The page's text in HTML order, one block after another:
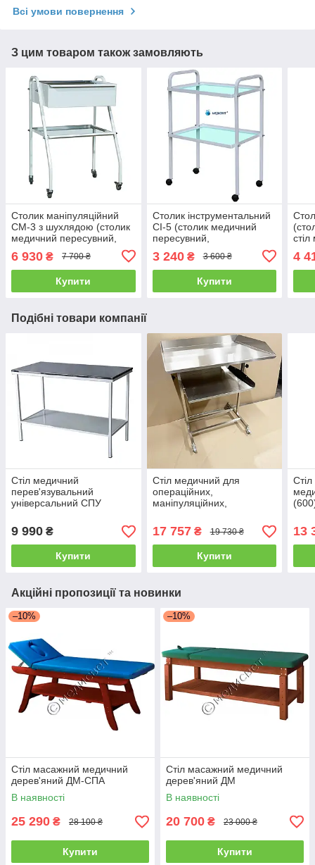
Всі умови повернення
З цим товаром також замовляють
Столик маніпуляційний
СМ-3 з шухлядою (столик
медичний пересувний,
6 930 ₴ 7 700 ₴
Купити
Столик інструментальний
СІ-5 (столик медичний
пересувний,
3 240₴ 3 600 ₴
Купити
4
Подібні товари компанії
Стіл медичний
перев'язувальний
універсальний СПУ
9 990 ₴
Купити
Стіл медичний для
операційних,
маніпуляційних,
Ст-800 (столик
інструментальний)
17 757₴ 19 730 ₴
Купити
13
Акційні пропозиції та новинки
–10%
Стіл масажний медичний
дерев'яний ДМ-СПА
В наявності
25 290 ₴ 28 100 ₴
Купити
–10%
Стіл масажний медичний
дерев'яний ДМ
В наявності
20 700 ₴ 23 000 ₴
Купити